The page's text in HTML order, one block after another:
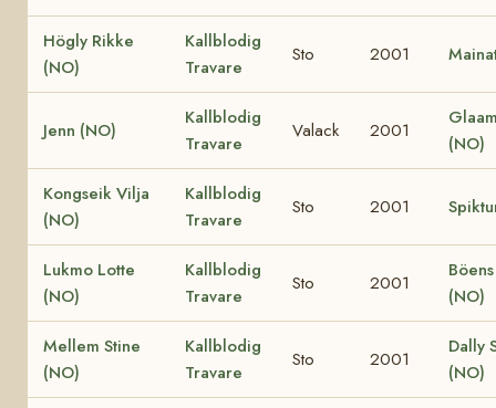
Högly Rikke
(NO)
Kallblodig
Travare
Sto 2001
Jenn (NO)
Kallblodig
Travare
Valack 2001
(NO)
Kongseik Vilja
(NO)
Kallblodig
Travare
Sto 2001
Lukmo Lotte
(NO)
Kallblodig
Travare
Sto 2001
(NO)
Mellem Stine
(NO)
Kallblodig
Travare
Sto 2001
Dally
(NO)